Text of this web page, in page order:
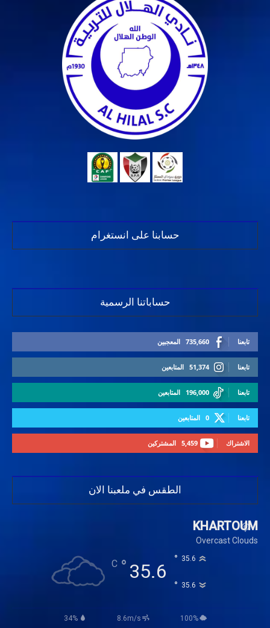
حسابنا على انستغرام
حساباتنا الرسمية
735,660 المعجبين تابعنا
51,374 المتابعين تابعنا
196,000 المتابعين تابعنا
0 المتابعين تابعنا
5,459 المشتركين الاشتراك
الطقس في ملعبنا الان
KHARTOUM
Overcast Clouds
35.6
°
C 35.6
°
35.6
°
34% 8.6m/s 100%